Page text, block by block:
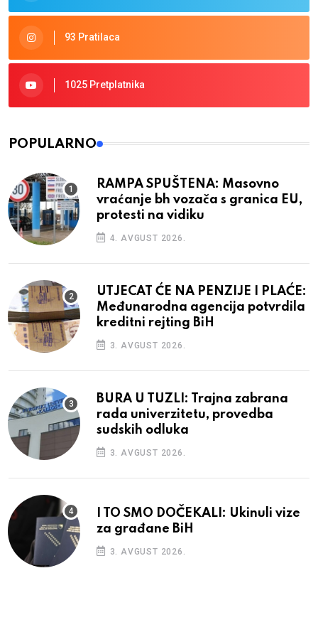
93 Pratilaca
1025 Pretplatnika
POPULARNO
RAMPA SPUŠTENA: Masovno
vraćanje bh vozača s granica EU,
protesti na vidiku
4. AVGUST 2026.
UTJECAT ĆE NA PENZIJE I PLAĆE:
Međunarodna agencija potvrdila
kreditni rejting BiH
3. AVGUST 2026.
BURA U TUZLI: Trajna zabrana
rada univerzitetu, provedba
sudskih odluka
3. AVGUST 2026.
I TO SMO DOČEKALI: Ukinuli vize
za građane BiH
3. AVGUST 2026.